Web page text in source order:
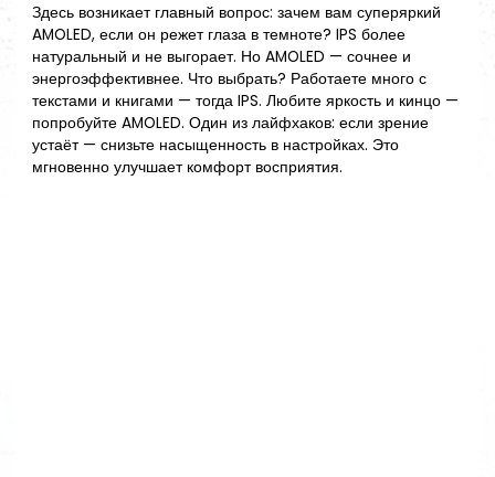
Здесь возникает главный вопрос: зачем вам суперяркий
AMOLED, если он режет глаза в темноте? IPS более
натуральный и не выгорает. Но AMOLED — сочнее и
энергоэффективнее. Что выбрать? Работаете много с
текстами и книгами — тогда IPS. Любите яркость и кинцо —
попробуйте AMOLED. Один из лайфхаков: если зрение
устаёт — снизьте насыщенность в настройках. Это
мгновенно улучшает комфорт восприятия.